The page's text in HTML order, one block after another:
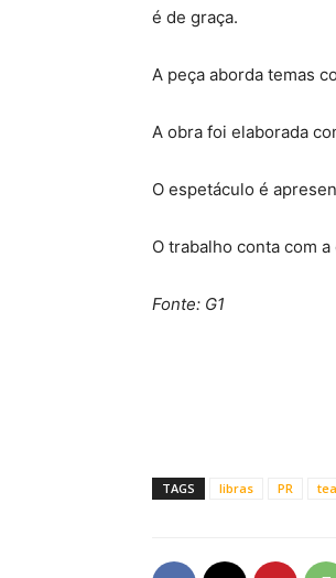
é de graça.
A peça aborda temas
A obra foi elaborada
O espetáculo é
O trabalho conta com
Fonte: G1
TAGS libras PR